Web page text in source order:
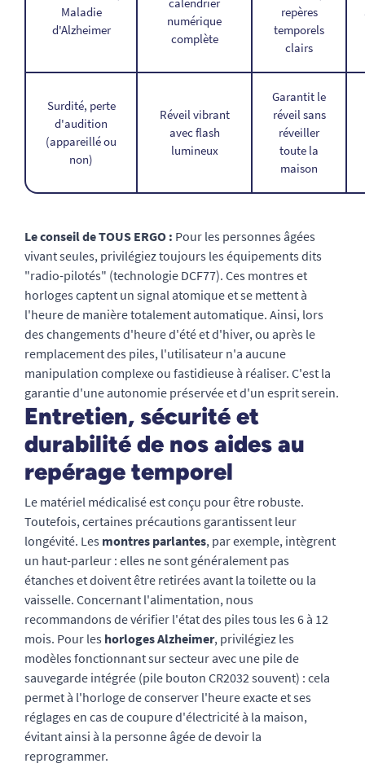
Maladie
d'Alzheimer
numérique
complète
repères
temporels
clairs
Surdité, perte
d'audition
(appareillé ou
non)
Réveil vibrant
avec flash
lumineux
Garantit le
réveil sans
réveiller
toute la
maison
Le conseil de TOUS ERGO : Pour les personnes âgées
vivant seules, privilégiez toujours les équipements dits
"radio-pilotés" (technologie DCF77). Ces montres et
horloges captent un signal atomique et se mettent à
l'heure de manière totalement automatique. Ainsi, lors
des changements d'heure d'été et d'hiver, ou après le
remplacement des piles, l'utilisateur n'a aucune
manipulation complexe ou fastidieuse à réaliser. C'est la
garantie d'une autonomie préservée et d'un esprit serein.
Entretien, sécurité et
durabilité de nos aides au
repérage temporel
Le matériel médicalisé est conçu pour être robuste.
Toutefois, certaines précautions garantissent leur
longévité. Les montres parlantes, par exemple, intègrent
un haut-parleur : elles ne sont généralement pas
étanches et doivent être retirées avant la toilette ou la
vaisselle. Concernant l'alimentation, nous
recommandons de vérifier l'état des piles tous les 6 à 12
mois. Pour les horloges Alzheimer, privilégiez les
modèles fonctionnant sur secteur avec une pile de
sauvegarde intégrée (pile bouton CR2032 souvent) : cela
permet à l'horloge de conserver l'heure exacte et ses
réglages en cas de coupure d'électricité à la maison,
évitant ainsi à la personne âgée de devoir la
reprogrammer.